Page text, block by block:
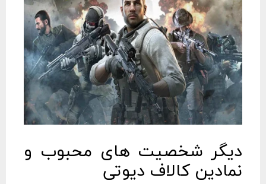
دیگر شخصیت‌ های محبوب و
نمادین کالاف دیوتی